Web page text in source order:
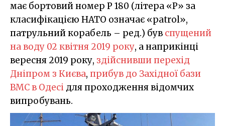
має бортовий номер P 180 (літера «P» за
класифікацією НАТО означає «patrol»,
патрульний корабель – ред.) був спущений
на воду 02 квітня 2019 року, а наприкінці
вересня 2019 року, здійснивши перехід
Дніпром з Києва, прибув до Західної бази
ВМС в Одесі для проходження відомчих
випробувань.